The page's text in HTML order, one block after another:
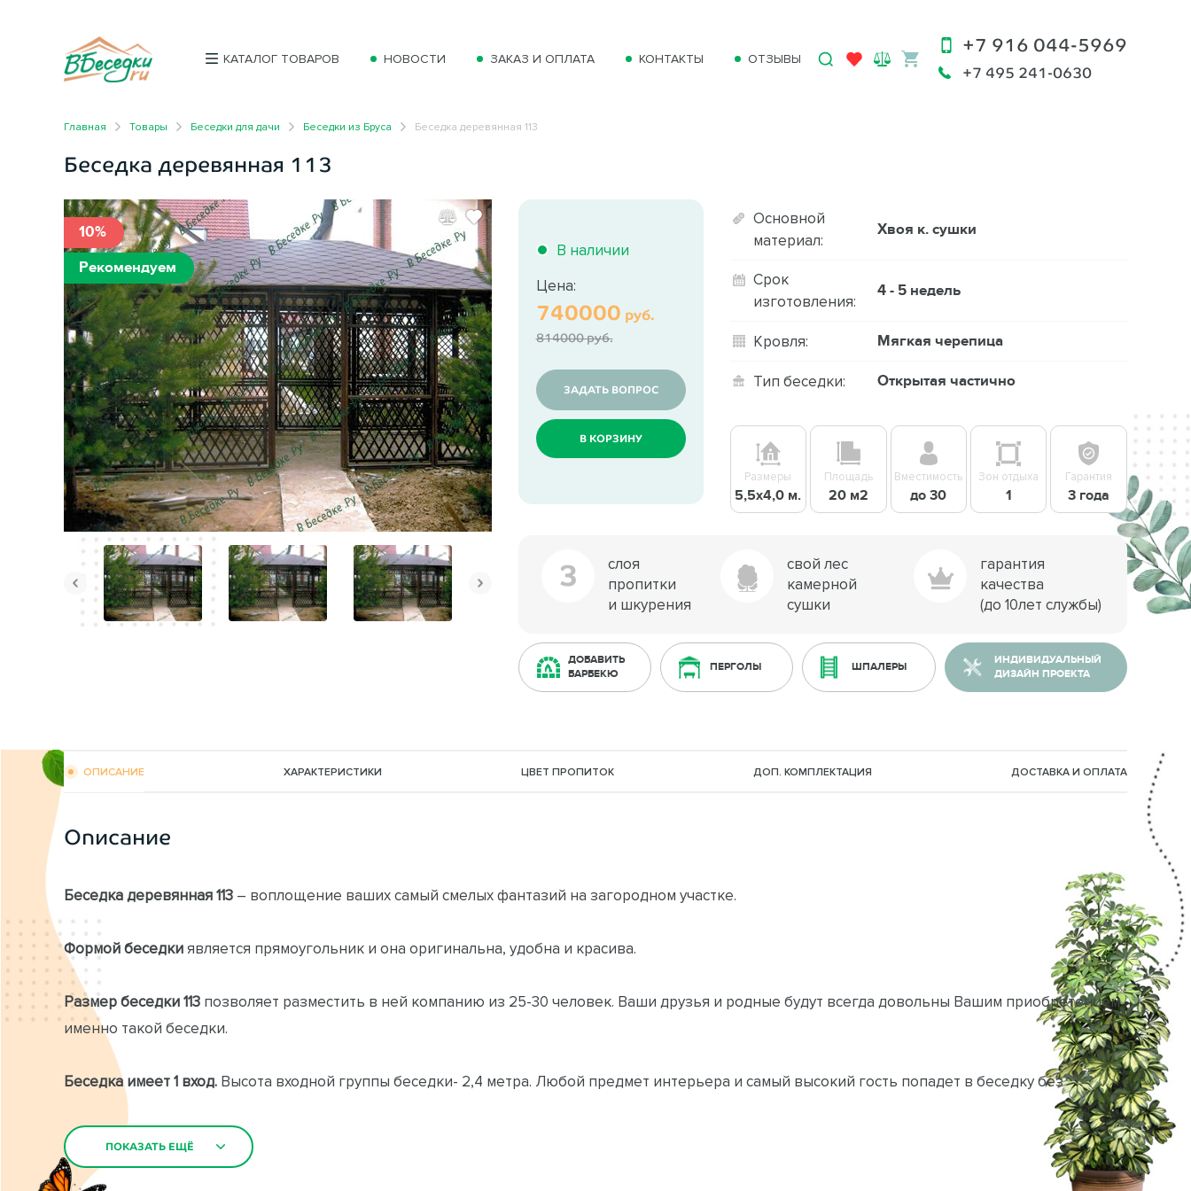
КАТАЛОГ ТОВАРОВ НОВОСТИ ЗАКАЗ И ОПЛАТА КОНТАКТЫ ОТЗЫВЫ
+7 916 044-5969
+7 495 241-0630
Главная Товары Беседки для дачи Беседки из Бруса Беседка деревянная 113
Беседка деревянная 113
10%
Рекомендуем
В наличии
Цена:
740000 руб.
814000 руб.
ЗАДАТЬ ВОПРОС
В КОРЗИНУ
Основной
материал:
Хвоя к. сушки
Срок
изготовления:
4 - 5 недель
Кровля: Мягкая черепица
Тип беседки: Открытая частично
Размеры
5,5х4,0 м.
Площадь
20 м2
Вместимость
до 30
Зон отдыха
1
Гарантия
3 года
3
слоя
пропитки
и шкурения
свой лес
камерной
сушки
гарантия
качества
(до 10лет службы)
ДОБАВИТЬ
БАРБЕКЮ
ПЕРГОЛЫ ШПАЛЕРЫ
ИНДИВИДУАЛЬНЫЙ
ДИЗАЙН ПРОЕКТА
ОПИСАНИЕ ХАРАКТЕРИСТИКИ ЦВЕТ ПРОПИТОК ДОП. КОМПЛЕКТАЦИЯ ДОСТАВКА И ОПЛАТА
Описание
Беседка деревянная 113 – воплощение ваших самый смелых фантазий на загородном участке.
Формой беседки является прямоугольник и она оригинальна, удобна и красива.
Размер беседки 113 позволяет разместить в ней компанию из 25-30 человек. Ваши друзья и родные будут всегда довольны Вашим приобретением
именно такой беседки.
Беседка имеет 1 вход. Высота входной группы беседки- 2,4 метра. Любой предмет интерьера и самый высокий гость попадет в беседку без
Детали прямоугольной беседки 113
при изготовлении точно и четко подгоняются друг к другу. Они изготавливаются из качественной древесины
камерной сушки, что исключает скрипы и рассыхания узлов и стыков в беседке.
ПОКАЗАТЬ ЕЩЁ
ПОКАЗАТЬ ЕЩЁ